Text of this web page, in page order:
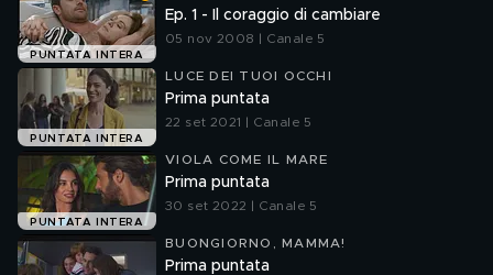
PUNTATA INTERA
Ep. 1 - Il coraggio di cambiare
05 nov 2008 | Canale 5
PUNTATA INTERA
LUCE DEI TUOI OCCHI
Prima puntata
22 set 2021 | Canale 5
PUNTATA INTERA
VIOLA COME IL MARE
Prima puntata
30 set 2022 | Canale 5
BUONGIORNO, MAMMA!
Prima puntata